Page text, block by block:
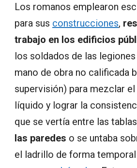
Los romanos emplearon
para sus construcciones,
trabajo en los edificios
los soldados de las
mano de obra no calificada
supervisión) para mezclar
líquido y lograr la
que se vertía entre las tablas
las paredes o se untaba
el ladrillo de forma